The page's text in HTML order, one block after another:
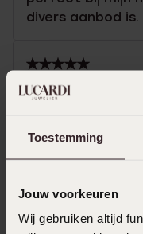
Toestemming
Jouw voorkeuren
Wij gebruiken altijd
divers aanbod is.
10-03-2026 -